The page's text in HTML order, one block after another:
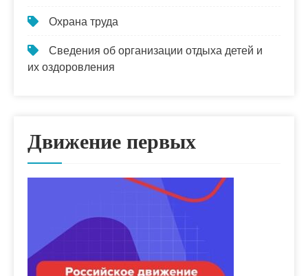
Охрана труда
Сведения об организации отдыха детей и
их оздоровления
Движение первых